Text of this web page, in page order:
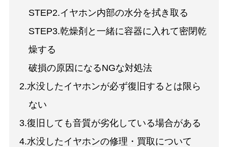
STEP2.イヤホン内部の水分を拭き取る
STEP3.乾燥剤と一緒に容器に入れて密閉乾
燥する
破損の原因になるNGな対処法
2.水没したイヤホンが必ず復旧するとは限ら
ない
3.復旧しても音質が劣化している場合がある
4.水没したイヤホンの修理・買取について